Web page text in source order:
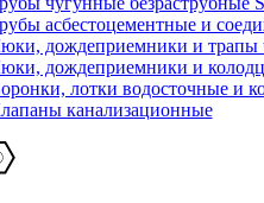
асбестоцементные и
дождеприемники и трапы
дождеприемники и
лотки водосточные и
канализационные